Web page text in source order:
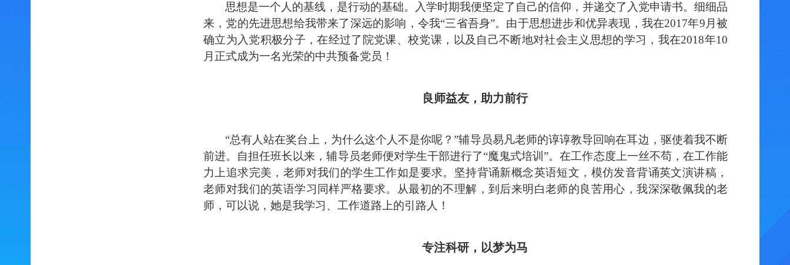
思想是一个人的基线，是行动的基础。入学时期我便坚定了自己的信仰，并递交了入党申请书。细细品
来，党的先进思想给我带来了深远的影响，令我“三省吾身”。由于思想进步和优异表现，我在2017年9月被
确立为入党积极分子，在经过了院党课、校党课，以及自己不断地对社会主义思想的学习，我在2018年10
月正式成为一名光荣的中共预备党员！
良师益友，助力前行
“总有人站在奖台上，为什么这个人不是你呢？”辅导员易凡老师的谆谆教导回响在耳边，驱使着我不断
前进。自担任班长以来，辅导员老师便对学生干部进行了“魔鬼式培训”。在工作态度上一丝不苟，在工作能
力上追求完美，老师对我们的学生工作如是要求。坚持背诵新概念英语短文，模仿发音背诵英文演讲稿，
老师对我们的英语学习同样严格要求。从最初的不理解，到后来明白老师的良苦用心，我深深敬佩我的老
师，可以说，她是我学习、工作道路上的引路人！
专注科研，以梦为马